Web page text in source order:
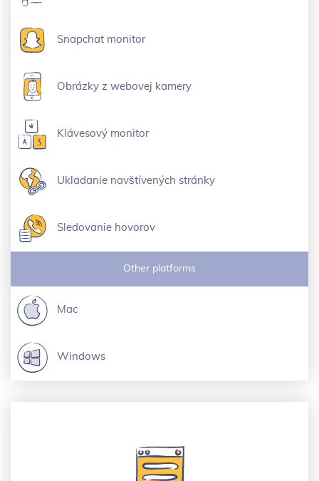
Snapchat monitor
Obrázky z webovej kamery
Klávesový monitor
Ukladanie navštívených stránky
Sledovanie hovorov
Other platforms
Mac
Windows